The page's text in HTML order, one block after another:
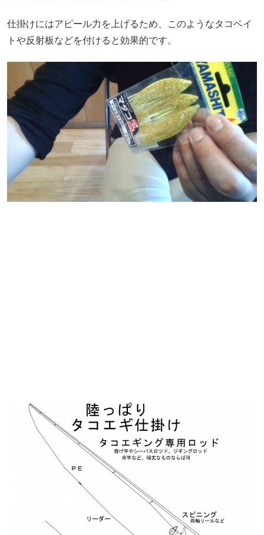
仕掛けにはアピール力を上げるため、このようなタコベイ
トや反射板などを付けると効果的です。